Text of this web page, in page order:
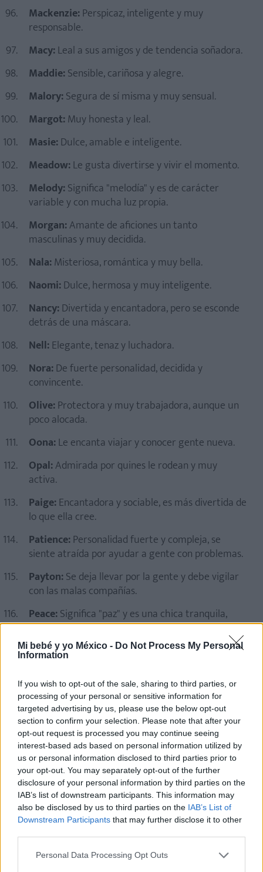
Mi bebé y yo México - Do Not Process My Personal
Information
If you wish to opt-out of the sale, sharing to third parties, or
processing of your personal or sensitive information for
targeted advertising by us, please use the below opt-out
section to confirm your selection. Please note that after your
opt-out request is processed you may continue seeing
interest-based ads based on personal information utilized by
us or personal information disclosed to third parties prior to
your opt-out. You may separately opt-out of the further
disclosure of your personal information by third parties on the
IAB’s list of downstream participants. This information may
also be disclosed by us to third parties on the IAB’s List of
Downstream Participants that may further disclose it to other
Personal Data Processing Opt Outs
Mackenzie:Perspicaz, inteligente y muy
responsable.
Macy:Leal a sus amigos y de tendencia soñadora.
Maddie:Sensible, cariñosa y alegre.
Malory:Segura de sí misma y muy sensual.
Margot:Muy honesta y leal.
Masie:Dulce, amable e inteligente.
Meadow:Le gusta divertirse y vivir el momento.
Melody:Significa "melodía" y es de carácter
variable y con mucha luz propia.
Morgan:Amante de aficiones un tanto
masculinas y muy decidida.
Nala:Misteriosa, romántica y muy bella.
Naomi:Dulce, hermosa y muy inteligente.
Nancy:Divertida y encantadora, pero se esconde
detrás de una máscara.
Nell:Elegante, tenaz y luchadora.
Nora:De fuerte personalidad, decidida y
convincente.
Olive:Protectora y muy trabajadora, aunque un
poco alocada.
Oona:Le encanta viajar y conocer gente nueva.
Opal:Admirada por quines le rodean y muy
activa.
Paige:Encantadora y sociable, es más divertida de
lo que ella cree.
Patience:Personalidad fuerte y compleja, se
siente atraída por ayudar a gente con problemas.
Payton:Se deja llevar por la gente y debe vigilar
con las malas compañías.
Peace:Significa "paz" y es una chica tranquila,
sosegada y paciente.
Pearl:Exigente y muy hermosa, significa "perla".
aspecto.
Phoenix:Capaz de reinventarse a sí misma.
Piper:Se deja impresionar con facilidad y es muy
coqueta.
Pixie:Alegre, dinámica y muy enérgica.
Poppy:Significa "amapola" y es una chica sensible
y bohemia.